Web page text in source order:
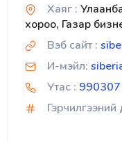
Хаяг :
хороо, Газар
Вэб сайт :
И-мэйл:
Утас :
Гэрчилгээний